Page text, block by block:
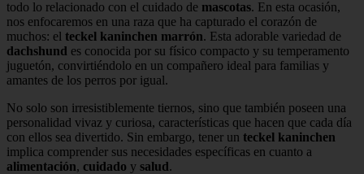
todo lo relacionado con el cuidado de mascotas. En esta ocasión,
nos enfocaremos en una raza que ha capturado el corazón de
muchos: el teckel kaninchen marrón. Esta adorable variedad de
dachshund es conocida por su físico compacto y su temperamento
juguetón, convirtiéndolo en un compañero ideal para familias y
amantes de los perros por igual.
No solo son irresistiblemente tiernos, sino que también poseen una
personalidad vivaz y curiosa, características que hacen que cada día
con ellos sea divertido. Sin embargo, tener un teckel kaninchen
implica comprender sus necesidades específicas en cuanto a
alimentación, cuidado y salud.